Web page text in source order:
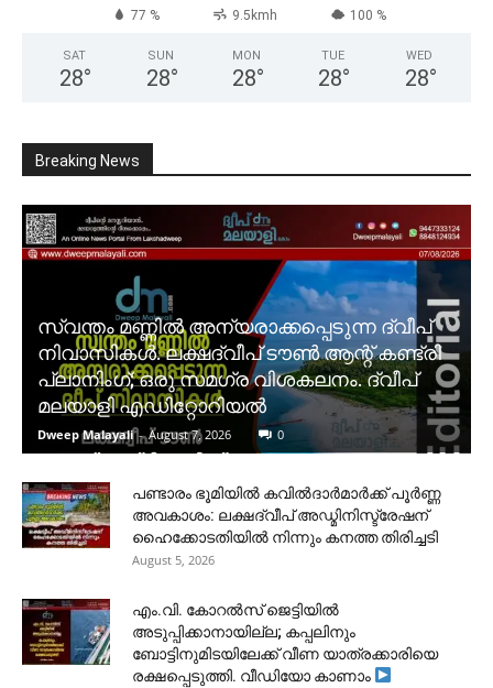
77 % 9.5kmh 100 %
SAT
28°
SUN
28°
MON
28°
TUE
28°
WED
28°
Breaking News
സ്വന്തം മണ്ണിൽ അന്യരാക്കപ്പെടുന്ന ദ്വീപ്
നിവാസികൾ. ലക്ഷദ്വീപ് ടൗൺ ആന്റ് കണ്ട്രി
പ്ലാനിംഗ്; ഒരു സമഗ്ര വിശകലനം. ദ്വീപ്
മലയാളി എഡിറ്റോറിയൽ
Dweep Malayali - August 7, 2026 0
പണ്ടാരം ഭൂമിയിൽ കവിൽദാർമാർക്ക് പൂർണ്ണ
അവകാശം: ലക്ഷദ്വീപ് അഡ്മിനിസ്ട്രേഷന്
ഹൈക്കോടതിയിൽ നിന്നും കനത്ത തിരിച്ചടി
August 5, 2026
​എം.വി. കോറൽസ് ജെട്ടിയിൽ
അടുപ്പിക്കാനായില്ല; കപ്പലിനും
ബോട്ടിനുമിടയിലേക്ക് വീണ യാത്രക്കാരിയെ
രക്ഷപ്പെടുത്തി. വീഡിയോ കാണാം